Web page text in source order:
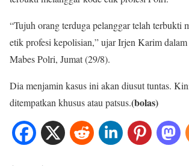
“Tujuh orang terduga pelanggar telah terbukti
etik profesi kepolisian,” ujar Irjen Karim
Mabes Polri, Jumat (29/8).
Dia menjamin kasus ini akan diusut tuntas.
ditempatkan khusus atau patsus.(bolas)